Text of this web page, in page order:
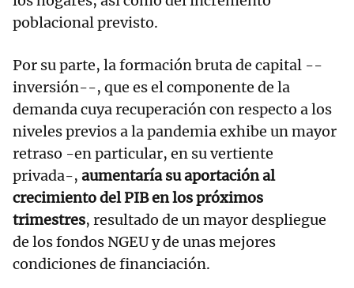
poblacional previsto.
Por su parte, la formación bruta de capital --
inversión--, que es el componente de la
demanda cuya recuperación con respecto a los
niveles previos a la pandemia exhibe un mayor
retraso -en particular, en su vertiente
privada-, aumentaría su aportación al
crecimiento del PIB en los próximos
trimestres, resultado de un mayor despliegue
de los fondos NGEU y de unas mejores
condiciones de financiación.